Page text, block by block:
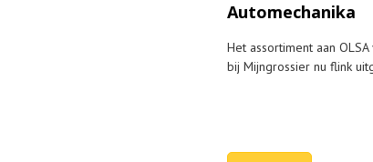
Automechanika
Het assortiment aan
bij Mijngrossier nu flink